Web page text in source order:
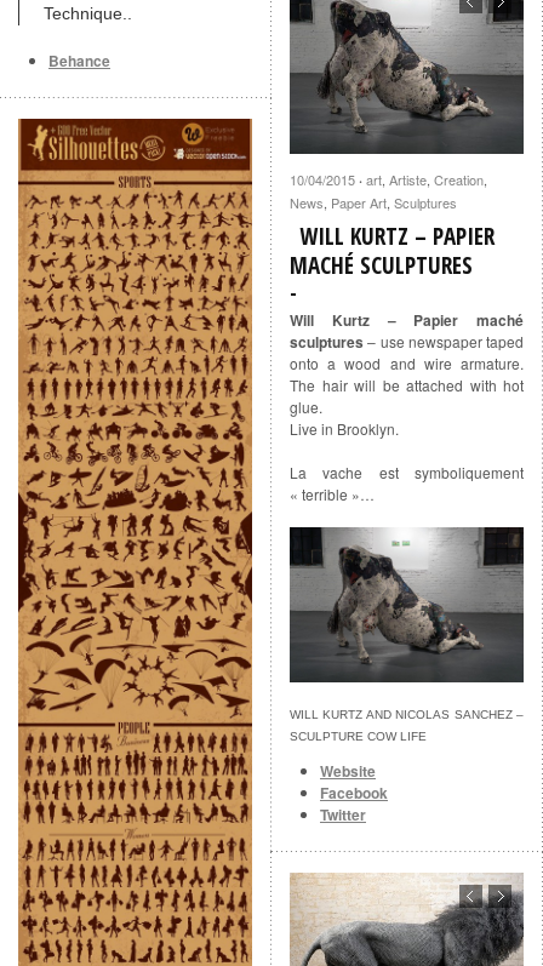
Technique..
Behance
10/04/2015 · art, Artiste, Creation,
News, Paper Art, Sculptures
WILL KURTZ – PAPIER
MACHÉ SCULPTURES
Will Kurtz – Papier maché
sculptures – use newspaper taped
onto a wood and wire armature.
The hair will be attached with hot
glue.
Live in Brooklyn.
La vache est symboliquement
« terrible »…
WILL KURTZ AND NICOLAS SANCHEZ –
SCULPTURE COW LIFE
Website
Facebook
Twitter